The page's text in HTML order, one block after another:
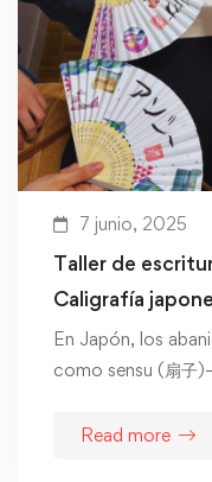
7 junio, 2025
Taller de
Caligrafía
En Japón, los
como sensu (扇子
Read more